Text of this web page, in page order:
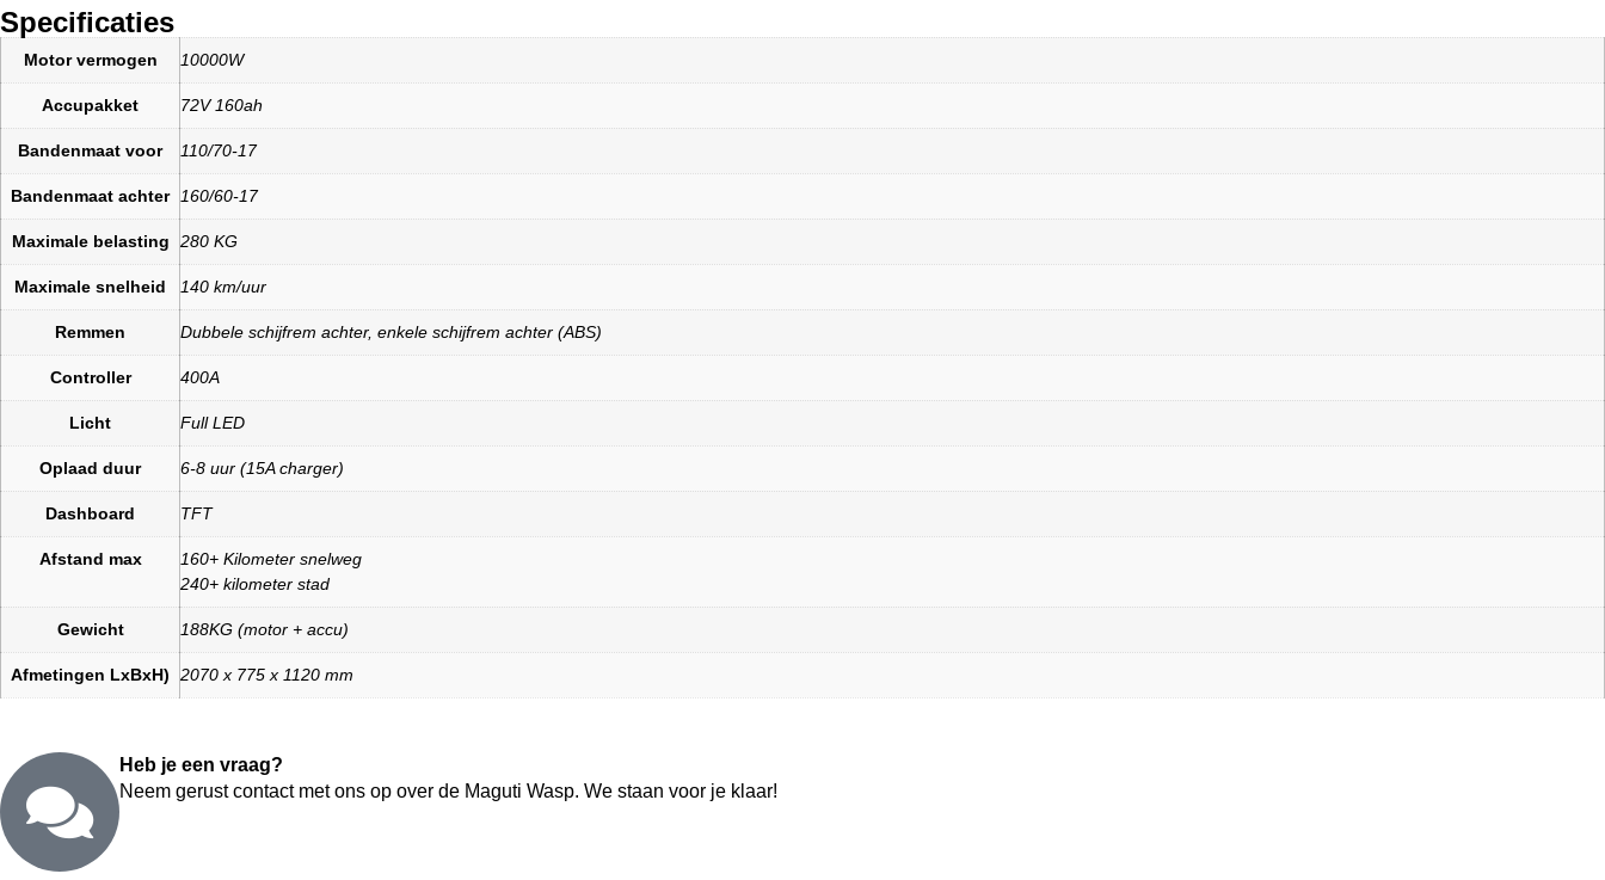
Specificaties
Motor vermogen 10000W
Accupakket 72V 160ah
Bandenmaat voor 110/70-17
Bandenmaat achter 160/60-17
Maximale belasting 280 KG
Maximale snelheid 140 km/uur
Remmen Dubbele schijfrem achter, enkele schijfrem achter (ABS)
Controller 400A
Licht Full LED
Oplaad duur 6-8 uur (15A charger)
Dashboard TFT
Afstand max
160+ Kilometer snelweg
240+ kilometer stad
Gewicht 188KG (motor + accu)
Afmetingen LxBxH) 2070 x 775 x 1120 mm
Heb je een vraag?
Neem gerust contact met ons op over de Maguti Wasp. We staan voor je klaar!